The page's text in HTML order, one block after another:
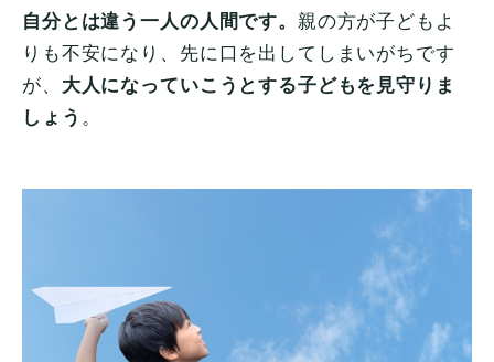
自分とは違う一人の人間です。 親の方が子どもよ
りも不安になり、先に口を出してしまいがちです
が、 大人になっていこうとする子どもを見守りま
しょう 。